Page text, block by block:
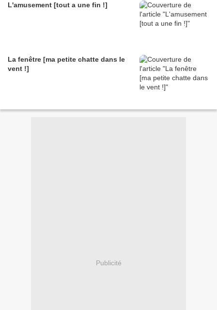
L'amusement [tout a une fin !]
La fenêtre [ma petite chatte dans le
vent !]
Publicité